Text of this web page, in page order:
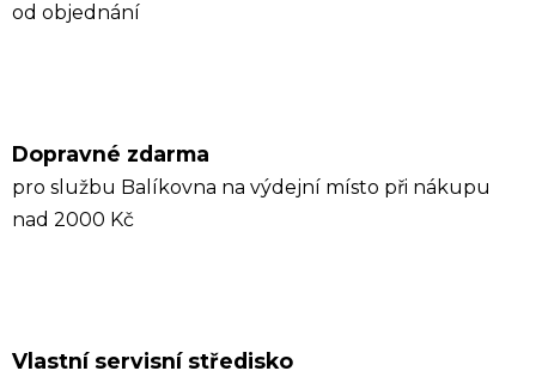
od objednání
Dopravné zdarma
pro službu Balíkovna na výdejní místo při nákupu
nad 2000 Kč
Vlastní servisní středisko